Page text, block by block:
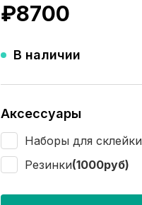
₽8700
В наличии
Аксессуары
Наборы для склейки
Резинки(1000руб)